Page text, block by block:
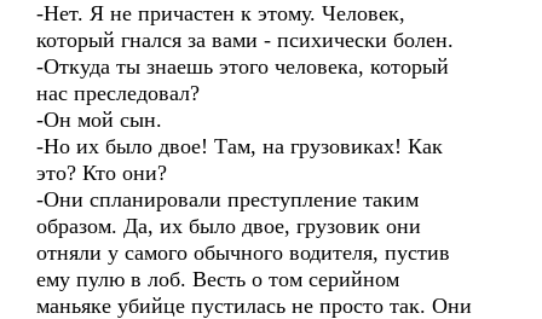
-Нет. Я не причастен к этому. Человек,
который гнался за вами - психически болен.
-Откуда ты знаешь этого человека, который
нас преследовал?
-Он мой сын.
-Но их было двое! Там, на грузовиках! Как
это? Кто они?
-Они спланировали преступление таким
образом. Да, их было двое, грузовик они
отняли у самого обычного водителя, пустив
ему пулю в лоб. Весть о том серийном
маньяке убийце пустилась не просто так. Они